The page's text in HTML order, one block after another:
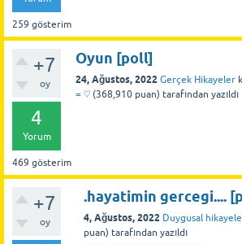
259 gösterim
+7
oy
4
Yorum
469 gösterim
Oyun [poll]
24, Ağustos, 2022 Gerçek Hikayeler
= ♡ (368,910 puan) tarafından yazıldı
+7
oy
.hayatimin gercegi....
4, Ağustos, 2022 Duygusal
puan) tarafından yazıldı